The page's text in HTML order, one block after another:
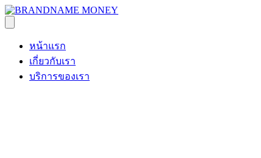
หน้าแรก
เกี่ยวกับเรา
บริการของเรา